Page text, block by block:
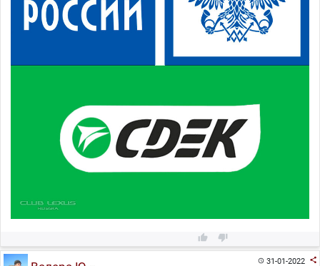
 
31-01-2022 